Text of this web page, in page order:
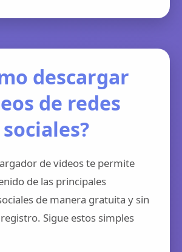
descargar
de redes
sociales?
de videos te permite
de las principales
de manera gratuita y sin
Sigue estos simples